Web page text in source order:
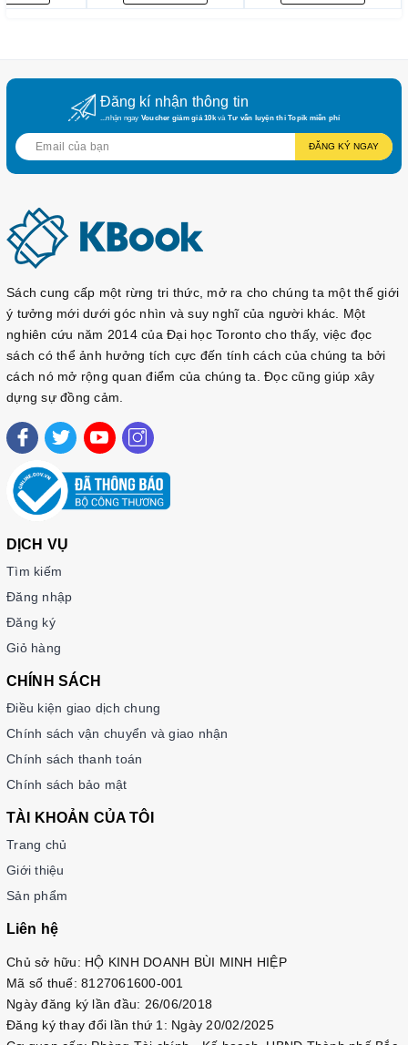
Đăng kí nhận thông tin
...nhận ngay Voucher giảm giá 10kvà Tư vấn luyện thi Topik miễn phí
ĐĂNG KÝ NGAY
Sách cung cấp một rừng tri thức, mở ra cho chúng ta một thế giới
ý tưởng mới dưới góc nhìn và suy nghĩ của người khác. Một
nghiên cứu năm 2014 của Đại học Toronto cho thấy, việc đọc
sách có thể ảnh hưởng tích cực đến tính cách của chúng ta bởi
cách nó mở rộng quan điểm của chúng ta. Đọc cũng giúp xây
dựng sự đồng cảm.
DỊCH VỤ
Tìm kiếm
Đăng nhập
Đăng ký
Giỏ hàng
CHÍNH SÁCH
Điều kiện giao dịch chung
Chính sách vận chuyển và giao nhận
Chính sách thanh toán
Chính sách bảo mật
TÀI KHOẢN CỦA TÔI
Trang chủ
Giới thiệu
Sản phẩm
Liên hệ
Chủ sở hữu: HỘ KINH DOANH BÙI MINH HIỆP
Mã số thuế: 8127061600-001
Ngày đăng ký lần đầu: 26/06/2018
Đăng ký thay đổi lần thứ 1: Ngày 20/02/2025